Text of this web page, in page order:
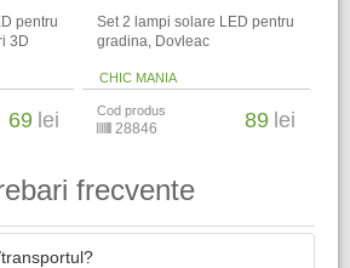
pentru
3D
69 lei
Set 2 lampi solare LED pentru
gradina, Dovleac
CHIC MANIA
Cod produs
28846 89 lei
frecvente